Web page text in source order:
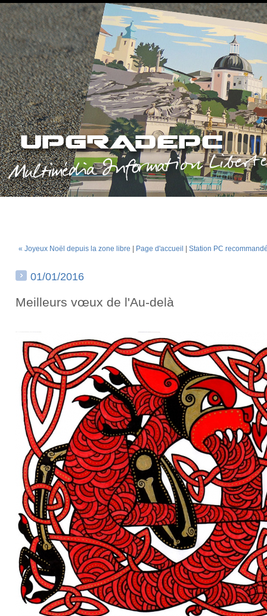
« Joyeux Noël depuis la zone libre Page d'accueil Station PC
01/01/2016
Meilleurs vœux de l'Au-delà